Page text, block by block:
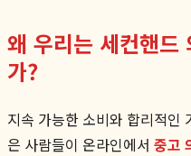
왜 우리는 세컨핸드
가?
지속 가능한 소비와 합리적인
은 사람들이 온라인에서 중고